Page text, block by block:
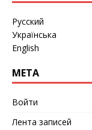
Русский
Українська
English
МЕТА
Войти
Лента записей